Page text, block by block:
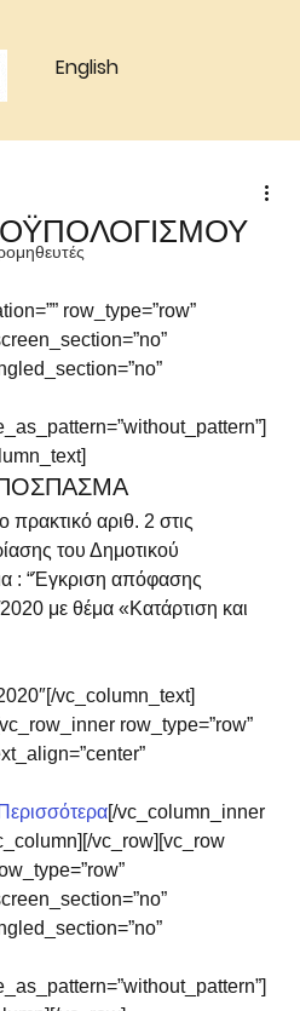
English
row_type=”row”
αριθ. 2 στις
του Δημοτικού
: “Έγκριση απόφασης
με θέμα «Κατάρτιση και
vc_column_text]
row_type=”row”
Περισσότερα[/vc_column_inner
vc_row][vc_row